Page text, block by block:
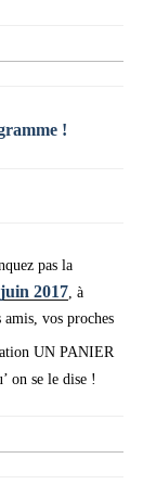
!
pas la
2017 , à
amis, vos proches
UN PANIER
on se le dise !